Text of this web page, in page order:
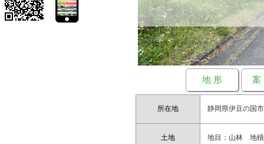
地 形 案
所在地 静岡県伊豆の国
土地 地目：山林 地